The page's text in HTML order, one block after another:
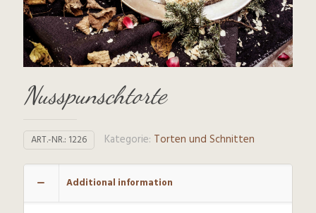
Nusspunschtorte
ART.-NR.: 1226 Kategorie: Torten und Schnitten
Additional information